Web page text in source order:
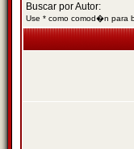
Buscar por Autor:
Use * como comod�n para